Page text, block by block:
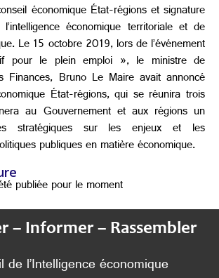
économique État-régions et signature
économique territoriale et de
Le 15 octobre 2019, lors de l’événement
pour le plein emploi », le ministre de
Finances, Bruno Le Maire avait annoncé
État-régions, qui se réunira trois
au Gouvernement et aux régions un
stratégiques sur les enjeux et les
publiques en matière économique.
publiée pour le moment
– Informer – Rassembler
l’Intelligence économique